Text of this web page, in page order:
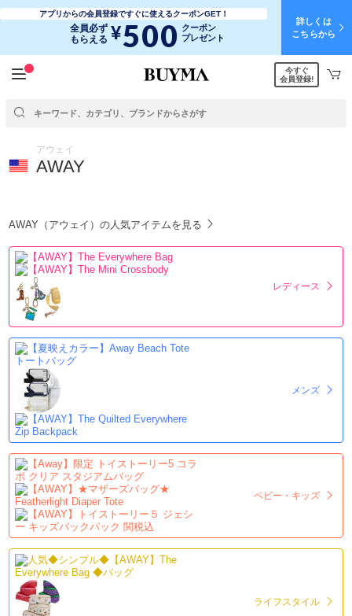
アプリからの会員登録ですぐに使えるクーポンGET！
全員必ず
もらえる ¥500 クーポン
プレゼント
詳しくは
こちらから
今すぐ
会員登録!
アウェイ
AWAY
AWAY（アウェイ）の人気アイテムを見る
レディース
メンズ
ベビー・キッズ
ライフスタイル